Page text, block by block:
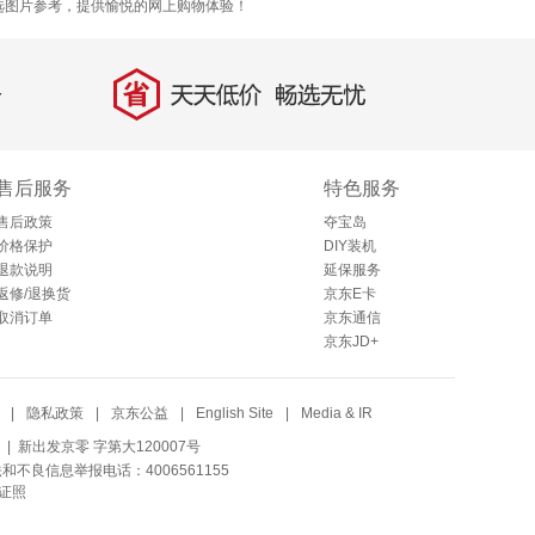
片参考，提供愉悦的网上购物体验！
省 天天低价，畅选无忧
后服务
后政策
格保护
款说明
修/退换货
消订单
特色服务
夺宝岛
DIY装机
延保服务
京东E卡
京东通信
京东JD+
隐私政策 京东公益 English Site Media & IR
| 新出发京零 字第大120007号
不良信息举报电话：4006561155
照